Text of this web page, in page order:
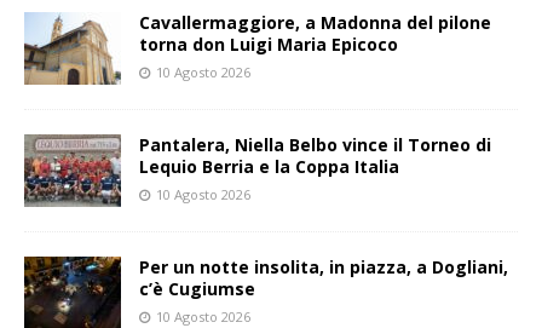
Cavallermaggiore, a Madonna del pilone
torna don Luigi Maria Epicoco
10 Agosto 2026
Pantalera, Niella Belbo vince il Torneo di
Lequio Berria e la Coppa Italia
10 Agosto 2026
Per un notte insolita, in piazza, a Dogliani,
c’è Cugiumse
10 Agosto 2026